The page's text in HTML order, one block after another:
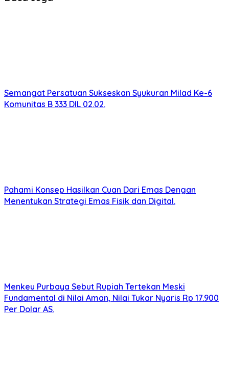
Semangat Persatuan Sukseskan Syukuran Milad Ke-6
Komunitas B 333 DIL 02.02.
Pahami Konsep Hasilkan Cuan Dari Emas Dengan
Menentukan Strategi Emas Fisik dan Digital.
Menkeu Purbaya Sebut Rupiah Tertekan Meski
Fundamental di Nilai Aman, Nilai Tukar Nyaris Rp 17.900
Per Dolar AS.